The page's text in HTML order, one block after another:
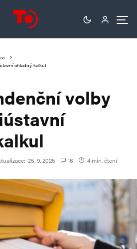
chladný kalkul
volby
25. 9. 2025 16 4 min. čtení